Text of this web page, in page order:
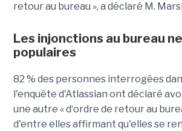
retour au bureau », a déclaré M.
Les injonctions au bureau
populaires
82 % des personnes interrogées
l'enquête d'Atlassian ont déclaré
une autre « d‘ordre de retour au
d'entre elles affirmant qu'elles se